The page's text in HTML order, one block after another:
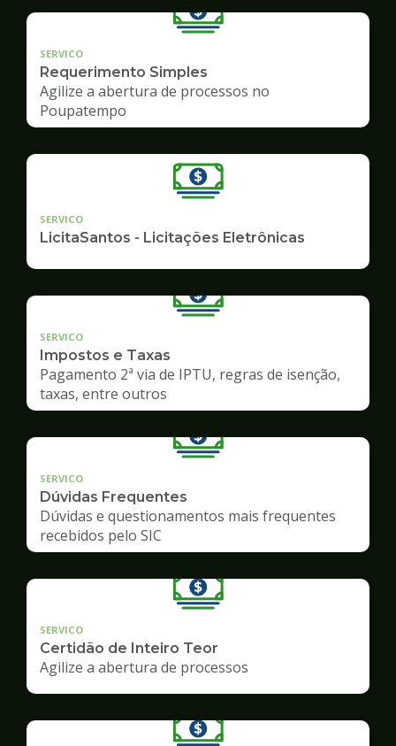
SERVICO
Requerimento Simples
Agilize a abertura de processos no
Poupatempo
SERVICO
LicitaSantos - Licitações Eletrônicas
SERVICO
Impostos e Taxas
Pagamento 2ª via de IPTU, regras de isenção,
taxas, entre outros
SERVICO
Dúvidas Frequentes
Dúvidas e questionamentos mais frequentes
recebidos pelo SIC
SERVICO
Certidão de Inteiro Teor
Agilize a abertura de processos